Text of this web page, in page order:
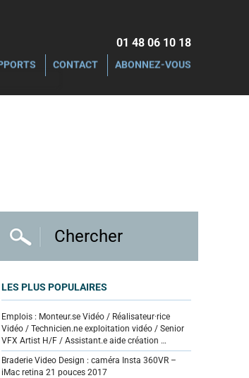
01 48 06 10 18‬
CONTACT ABONNEZ-VOUS
LES PLUS POPULAIRES
Emplois : Monteur.se Vidéo / Réalisateur·rice
Vidéo / Technicien.ne exploitation vidéo / Senior
VFX Artist H/F / Assistant.e aide création …
Braderie Video Design : caméra Insta 360VR –
iMac retina 21 pouces 2017